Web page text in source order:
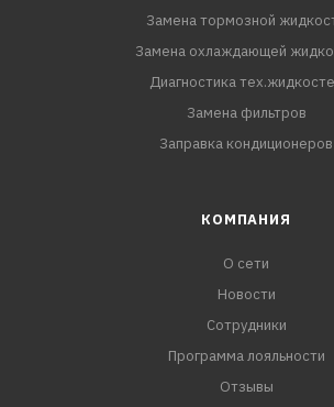
Замена тормозной
Замена охлаждающей
Диагностика
Замена фильтров
Заправка кондиционеров
КОМПАНИЯ
О сети
Новости
Сотрудники
Программа лояльности
Отзывы